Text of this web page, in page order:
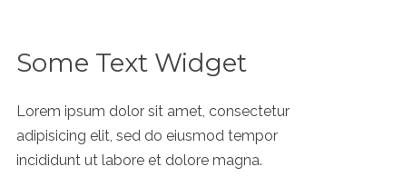
Some Text Widget
Lorem ipsum dolor sit amet, consectetur
adipisicing elit, sed do eiusmod tempor
incididunt ut labore et dolore magna.